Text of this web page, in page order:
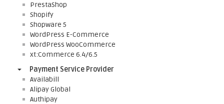
PrestaShop
Shopify
Shopware 5
WordPress E-Commerce
WordPress WooCommerce
xt:Commerce 6.4/6.5
Payment Service Provider
Availabill
Alipay Global
Authipay